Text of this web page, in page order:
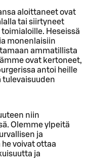
aloittaneet ovat
tai siirtyneet
Heseissä
monenlaisiin
ammatillista
ovat kertoneet,
antoi heille
tulevaisuuden
niin
Olemme ylpeitä
ja
voivat ottaa
ja